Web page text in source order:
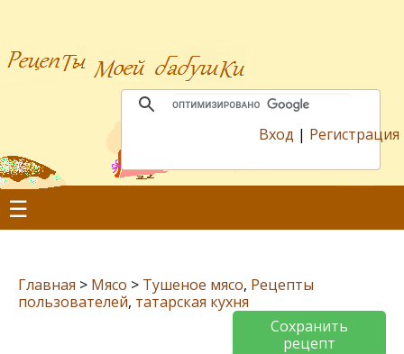
Вход | Регистрация
☰
Главная > Мясо > Тушеное мясо, Рецепты
пользователей, татарская кухня
Сохранить
рецепт